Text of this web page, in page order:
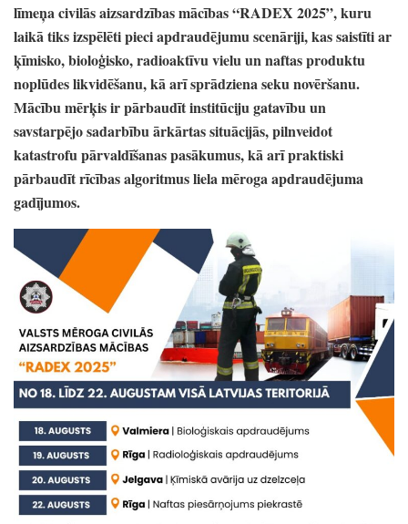
līmeņa civilās aizsardzības mācības“RADEX 2025”, kuru
laikā tiks izspēlēti pieci apdraudējumu scenāriji,kas saistīti ar
ķīmisko,bioloģisko,radioaktīvu vielu un naftas produktu
noplūdes likvidēšanu,kā arī sprādziena seku novēršanu.
Mācību mērķis ir pārbaudīt institūciju gatavību un
savstarpējo sadarbību ārkārtas situācijās,pilnveidot
katastrofu pārvaldīšanas pasākumus,kā arī praktiski
pārbaudīt rīcības algoritmus liela mēroga apdraudējuma
gadījumos.